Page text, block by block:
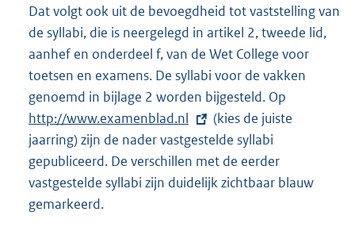
Dat volgt ook uit de bevoegdheid tot vaststelling van
de syllabi, die is neergelegd in artikel 2, tweede lid,
aanhef en onderdeel f, van de Wet College voor
toetsen en examens. De syllabi voor de vakken
genoemd in bijlage 2 worden bijgesteld. Op
x
r
http://www.examenblad.nl
(kies de juiste
jaarring) zijn de nader vastgestelde syllabi
gepubliceerd. De verschillen met de eerder
vastgestelde syllabi zijn duidelijk zichtbaar blauw
gemarkeerd.